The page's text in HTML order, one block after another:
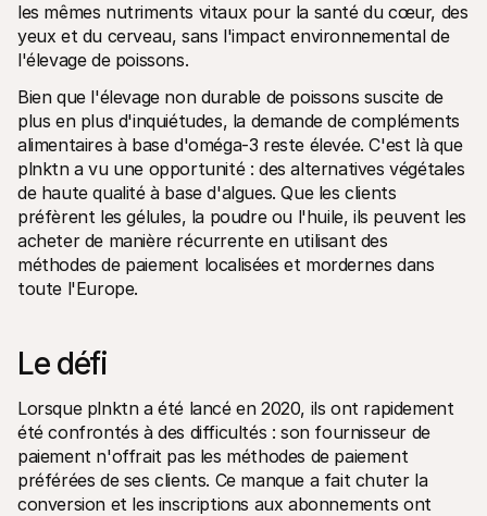
les mêmes nutriments vitaux pour la santé du cœur, des
yeux et du cerveau, sans l'impact environnemental de
l'élevage de poissons.
Bien que l'élevage non durable de poissons suscite de
plus en plus d'inquiétudes, la demande de compléments
alimentaires à base d'oméga-3 reste élevée. C'est là que
plnktn a vu une opportunité : des alternatives végétales
de haute qualité à base d'algues. Que les clients
préfèrent les gélules, la poudre ou l'huile, ils peuvent les
acheter de manière récurrente en utilisant des
méthodes de paiement localisées et mordernes dans
toute l'Europe.
Le défi
Lorsque plnktn a été lancé en 2020, ils ont rapidement
été confrontés à des difficultés : son fournisseur de
paiement n'offrait pas les méthodes de paiement
préférées de ses clients. Ce manque a fait chuter la
conversion et les inscriptions aux abonnements ont